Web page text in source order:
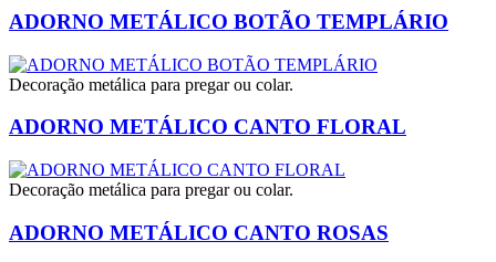
ADORNO METÁLICO BOTÃO TEMPLÁRIO
Decoração metálica para pregar ou colar.
ADORNO METÁLICO CANTO FLORAL
Decoração metálica para pregar ou colar.
ADORNO METÁLICO CANTO ROSAS